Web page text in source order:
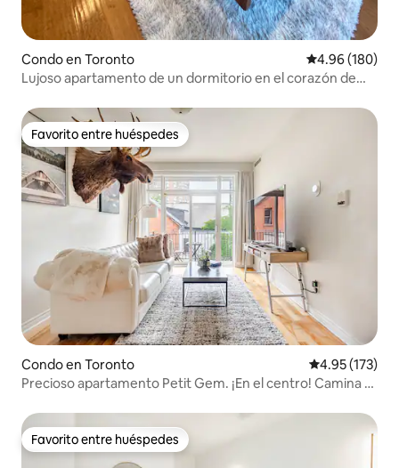
Condo en Toronto Calificación
4.96 (180)
Lujoso apartamento de un dormitorio en el corazón de
Favorito entre huéspedes
Favorito entre huéspedes
Condo en Toronto Calificación
4.95 (173)
Precioso apartamento Petit Gem. ¡En el centro! Camina a
Favorito entre huéspedes
Favorito entre huéspedes